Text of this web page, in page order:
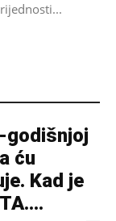
godišnjoj
ću
Kad je